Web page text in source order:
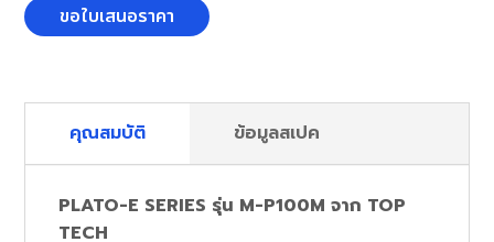
ขอใบเสนอราคา
คุณสมบัติ ข้อมูลสเปค
PLATO-E SERIES รุ่น M-P100M จาก TOP
TECH